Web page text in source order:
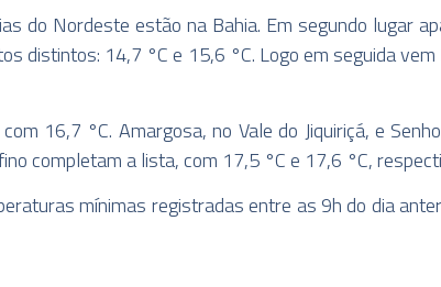
do Nordeste estão na Bahia. Em segundo lugar
distintos: 14,7 °C e 15,6 °C. Logo em seguida
16,7 °C. Amargosa, no Vale do Jiquiriçá, e
completam a lista, com 17,5 °C e 17,6 °C,
mínimas registradas entre as 9h do dia